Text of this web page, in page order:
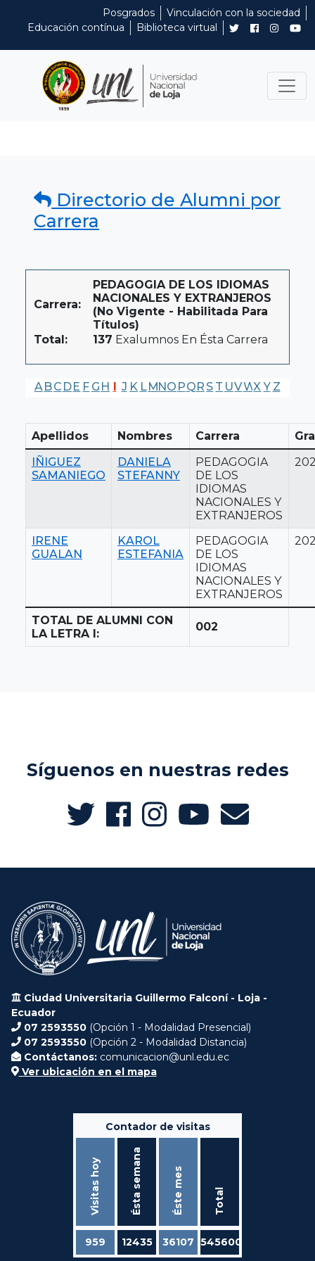
Posgrados
Vinculación con la sociedad
Educación contínua
Biblioteca virtual
Directorio de Alumni por
Carrera
Carrera:
PEDAGOGIA DE LOS IDIOMAS
NACIONALES Y EXTRANJEROS
(No Vigente - Habilitada Para
Títulos)
Total:
137 Exalumnos En Ésta Carrera
A BC DE F G H I J K LMNO PQR S T UVWX Y Z
Apellidos Nombres Carrera
IÑIGUEZ
SAMANIEGO
DANIELA
STEFANNY
PEDAGOGIA
DE LOS
IDIOMAS
NACIONALES Y
EXTRANJEROS
IRENE
GUALAN
KAROL
ESTEFANIA
PEDAGOGIA
DE LOS
IDIOMAS
NACIONALES Y
EXTRANJEROS
TOTAL DE ALUMNI CON
LA LETRA I:
002
Síguenos en nuestras redes
Ciudad Universitaria Guillermo Falconí - Loja -
Ecuador
07 2593550 (Opción 1 - Modalidad Presencial)
07 2593550 (Opción 2 - Modalidad Distancia)
Contáctanos: comunicacion@unl.edu.ec
Ver ubicación en el mapa
Contador de visitas
Visitas hoy Ésta semana Éste mes Total
959 12435 36107 545600